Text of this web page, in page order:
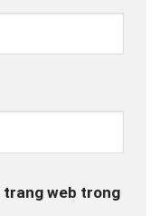
trang web trong